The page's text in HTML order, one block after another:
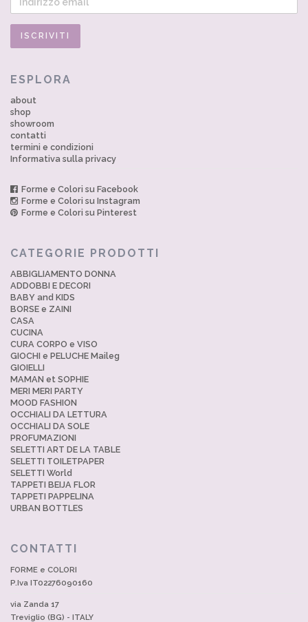
ESPLORA
about
shop
showroom
contatti
termini e condizioni
Informativa sulla privacy
Forme e Colori su Facebook
Forme e Colori su Instagram
Forme e Colori su Pinterest
CATEGORIE PRODOTTI
ABBIGLIAMENTO DONNA
ADDOBBI E DECORI
BABY and KIDS
BORSE e ZAINI
CASA
CUCINA
CURA CORPO e VISO
GIOCHI e PELUCHE Maileg
GIOIELLI
MAMAN et SOPHIE
MERI MERI PARTY
MOOD FASHION
OCCHIALI DA LETTURA
OCCHIALI DA SOLE
PROFUMAZIONI
SELETTI ART DE LA TABLE
SELETTI TOILETPAPER
SELETTI World
TAPPETI BEIJA FLOR
TAPPETI PAPPELINA
URBAN BOTTLES
CONTATTI
FORME e COLORI
P.Iva IT02276090160
via Zanda 17
Treviglio (BG) - ITALY